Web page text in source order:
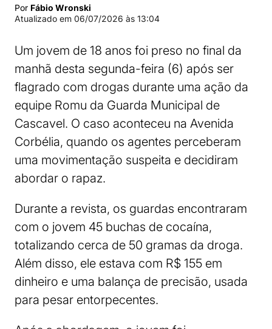
Por Fábio Wronski
Atualizado em 06/07/2026 às 13:04
Um jovem de 18 anos foi preso no final da
manhã desta segunda-feira (6) após ser
flagrado com drogas durante uma ação da
equipe Romu da Guarda Municipal de
Cascavel. O caso aconteceu na Avenida
Corbélia, quando os agentes perceberam
uma movimentação suspeita e decidiram
abordar o rapaz.
Durante a revista, os guardas encontraram
com o jovem 45 buchas de cocaína,
totalizando cerca de 50 gramas da droga.
Além disso, ele estava com R$ 155 em
dinheiro e uma balança de precisão, usada
para pesar entorpecentes.